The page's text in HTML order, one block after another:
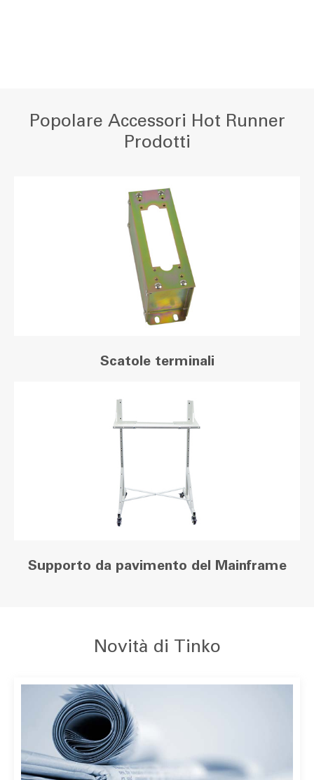
Popolare Accessori Hot Runner
Prodotti
Scatole terminali
Supporto da pavimento del Mainframe
Novità di Tinko